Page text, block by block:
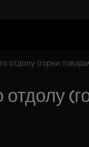
отдолу (горни